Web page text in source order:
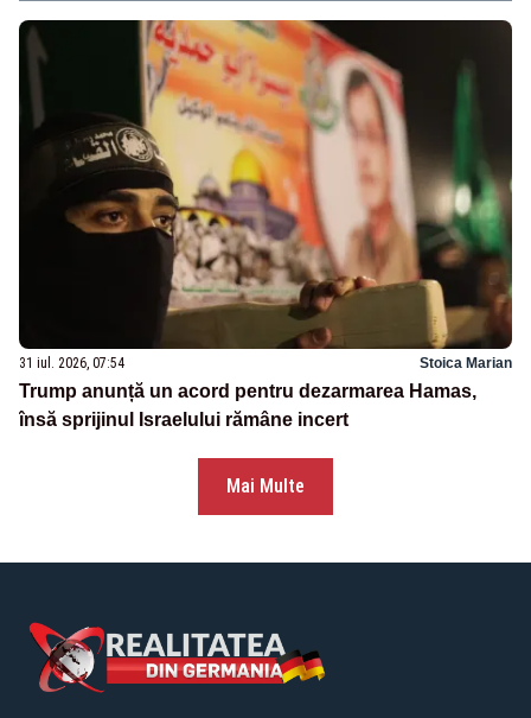
31 iul. 2026, 07:54 Stoica Marian
Trump anunță un acord pentru dezarmarea Hamas,
însă sprijinul Israelului rămâne incert
Mai Multe